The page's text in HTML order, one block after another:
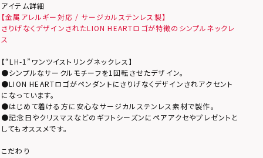
アイテム詳細
【金属アレルギー対応 / サージカルステンレス製】
さりげなくデザインされたLION HEARTロゴが特徴のシンプルネックレ
ス
【“LH-1”ワンツイストリングネックレス】
●シンプルなサークルモチーフを1回転させたデザイン。
●LION HEARTロゴがペンダントにさりげなくデザインされアクセント
になっています。
●はじめて着ける方に安心なサージカルステンレス素材で製作。
●記念日やクリスマスなどのギフトシーズンにペアアクセやプレゼントと
してもオススメです。
こだわり